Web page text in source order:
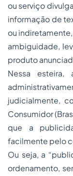
ou serviço
informação de
ou
ambiguidade,
produto
Nessa
judicialmente,
Consumidor
que a
facilmente pelo
Ou seja, a
ordenamento,